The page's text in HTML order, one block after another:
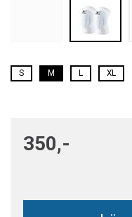
S M L XL
350,-